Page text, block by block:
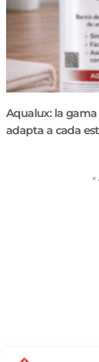
Aqualux: la
adapta a cada